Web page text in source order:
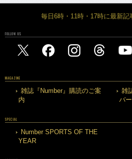
毎日6時・11時・17時に最新記
FOLLOW US
MAGAZINE
雑誌『Number』購読のご案
内
雑
バー
SPECIAL
Number SPORTS OF THE
YEAR